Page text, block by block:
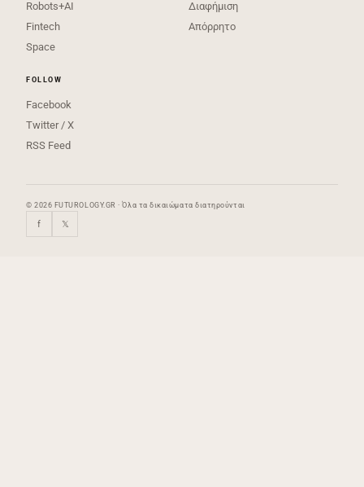
Robots+AI
Fintech
Space
Διαφήμιση
Απόρρητο
FOLLOW
Facebook
Twitter / X
RSS Feed
© 2026 FUTUROLOGY.GR · Όλα τα δικαιώματα διατηρούνται
f 𝕏